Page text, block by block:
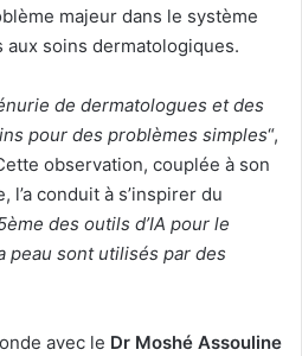
majeur dans le système
aux soins dermatologiques.
de dermatologues et des
pour des problèmes simples“,
observation, couplée à son
conduit à s’inspirer du
des outils d’IA pour le
peau sont utilisés par des
avec le Dr Moshé Assouline